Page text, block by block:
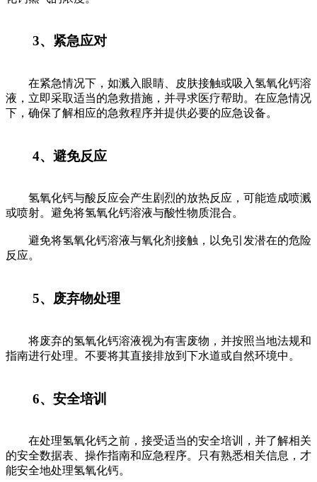
3、紧急应对
在紧急情况下，如溅入眼睛、皮肤接触或吸入氢氧化钙溶
液，立即采取适当的急救措施，并寻求医疗帮助。在应急情况
下，确保了解相应的急救程序并提供必要的应急设备。
4、避免反应
氢氧化钙与酸反应会产生剧烈的放热反应，可能造成喷溅
或喷射。避免将氢氧化钙溶液与酸性物质混合。
避免将氢氧化钙溶液与氧化剂接触，以免引发潜在的危险
反应。
5、废弃物处理
将废弃的氢氧化钙溶液视为有害废物，并按照当地法规和
指南进行处理。不要将其直接排放到下水道或自然环境中。
6、安全培训
在处理氢氧化钙之前，接受适当的安全培训，并了解相关
的安全数据表、操作指南和应急程序。只有熟悉相关信息，才
能安全地处理氢氧化钙。